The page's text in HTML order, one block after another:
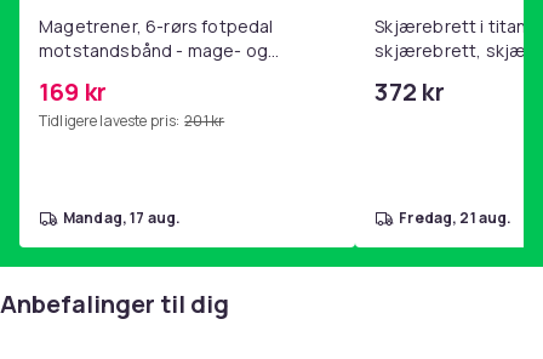
Magetrener, 6-rørs fotpedal
motstandsbånd - mage- og
hjemmegymnastikk Pink
169 kr
Tidligere laveste pris: 201 kr
mandag, 17 aug.
Skjærebrett i titan,
skjærebrett,
372 kr
fredag, 21 aug.
Anbefalinger til dig